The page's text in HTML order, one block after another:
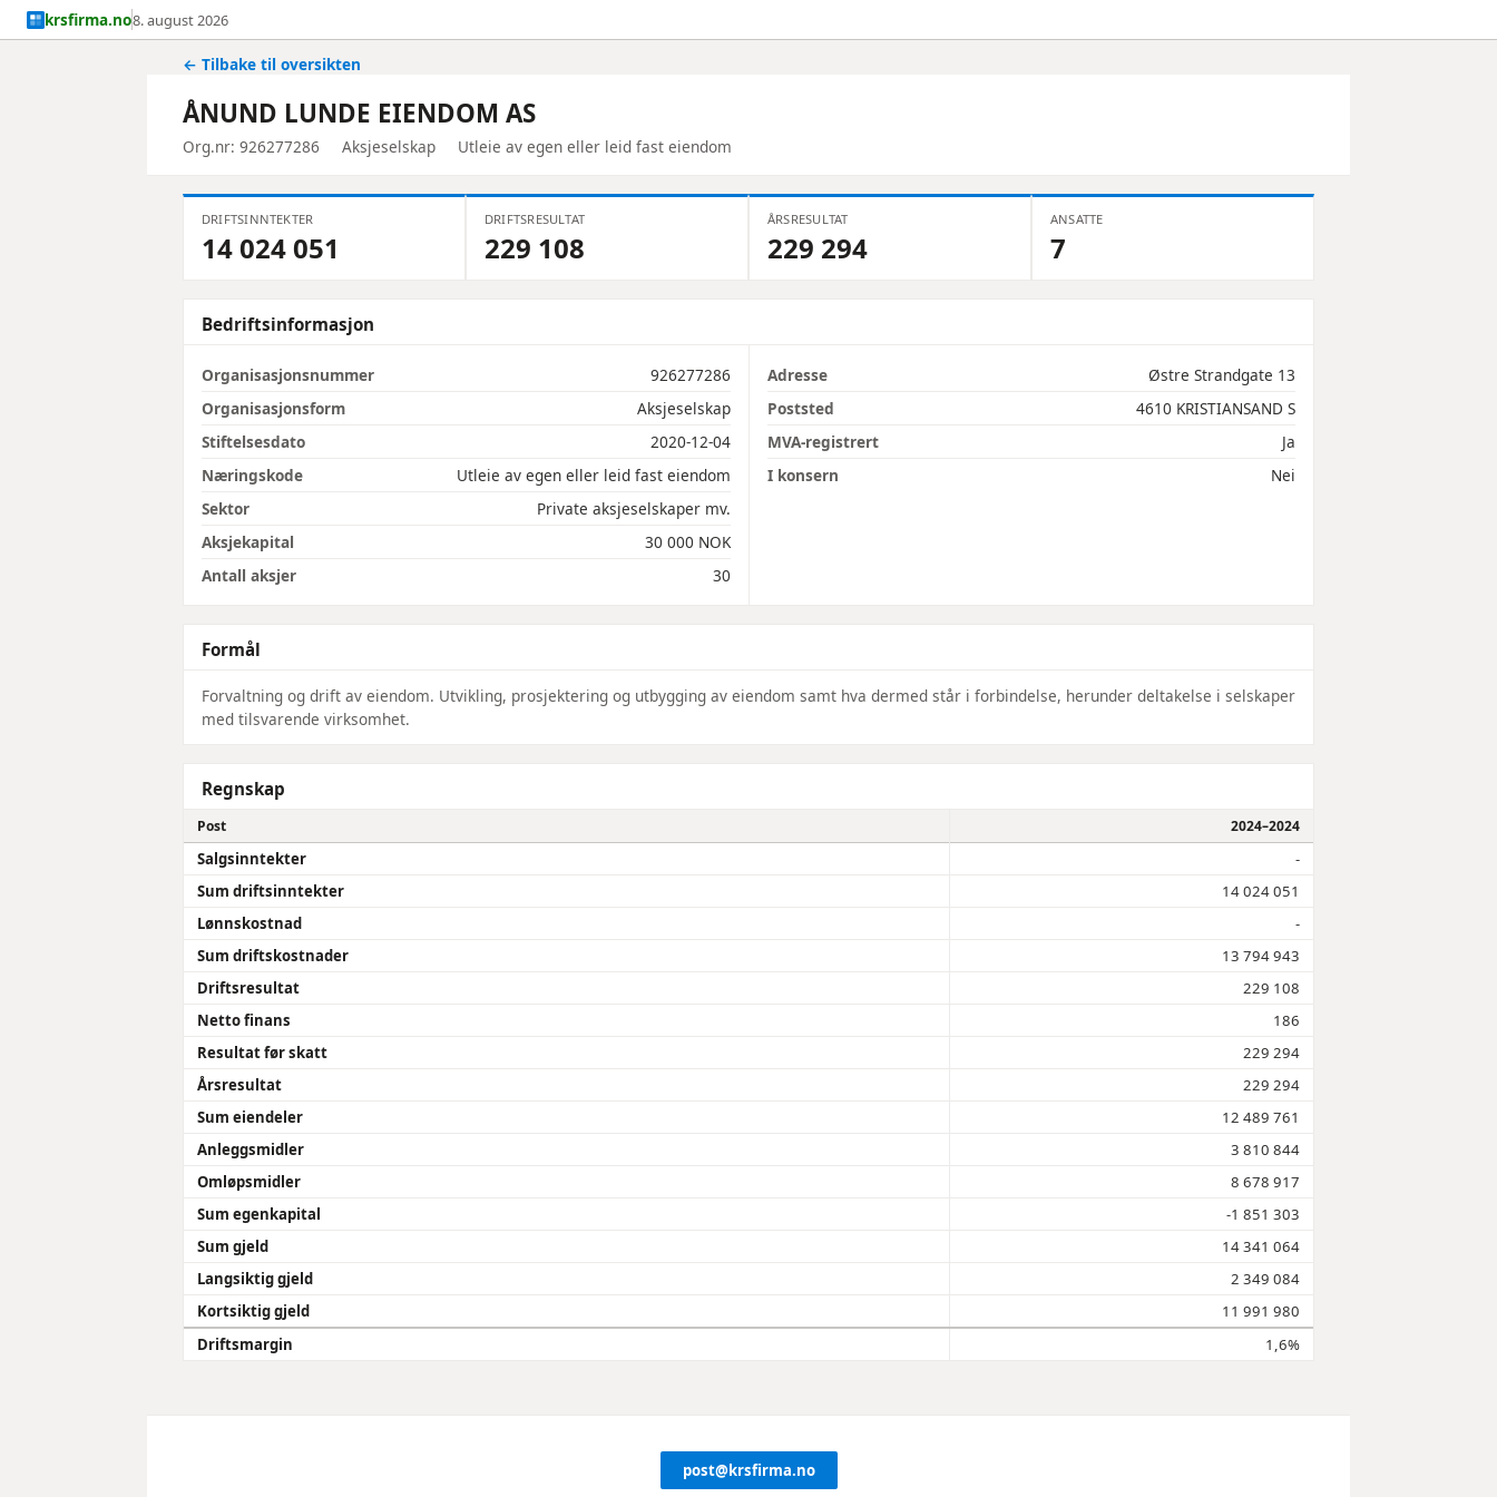
krsfirma.no8. august 2026
← Tilbake til oversikten
ÅNUND LUNDE EIENDOM AS
Org.nr: 926277286 Aksjeselskap Utleie av egen eller leid fast eiendom
DRIFTSINNTEKTER
14 024 051
DRIFTSRESULTAT
229 108
ÅRSRESULTAT
229 294
ANSATTE
7
Bedriftsinformasjon
Organisasjonsnummer
926277286
Organisasjonsform
Aksjeselskap
Stiftelsesdato
2020-12-04
Næringskode
Utleie av egen eller leid fast eiendom
Sektor
Private aksjeselskaper mv.
Aksjekapital
30 000 NOK
Antall aksjer
30
Adresse
Østre Strandgate 13
Poststed
4610 KRISTIANSAND S
MVA-registrert
Ja
I konsern
Nei
Formål
Forvaltning og drift av eiendom. Utvikling, prosjektering og utbygging av eiendom samt hva dermed står i forbindelse, herunder deltakelse i selskaper
med tilsvarende virksomhet.
Regnskap
Post 2024–2024
Salgsinntekter
-
Sum driftsinntekter
14 024 051
Lønnskostnad
-
Sum driftskostnader
13 794 943
Driftsresultat
229 108
Netto finans
186
Resultat før skatt
229 294
Årsresultat
229 294
Sum eiendeler
12 489 761
Anleggsmidler
3 810 844
Omløpsmidler
8 678 917
Sum egenkapital
-1 851 303
Sum gjeld
14 341 064
Langsiktig gjeld
2 349 084
Kortsiktig gjeld
11 991 980
Driftsmargin
1,6%
post@krsfirma.no